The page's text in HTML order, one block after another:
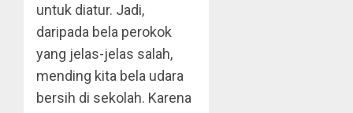
untuk diatur. Jadi,
daripada bela perokok
yang jelas-jelas salah,
mending kita bela udara
bersih di sekolah. Karena